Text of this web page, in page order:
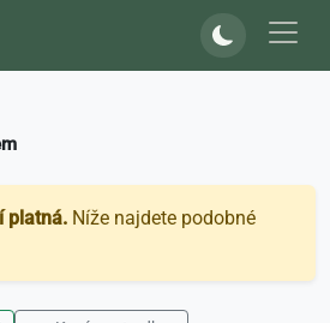
platná. Níže najdete podobné